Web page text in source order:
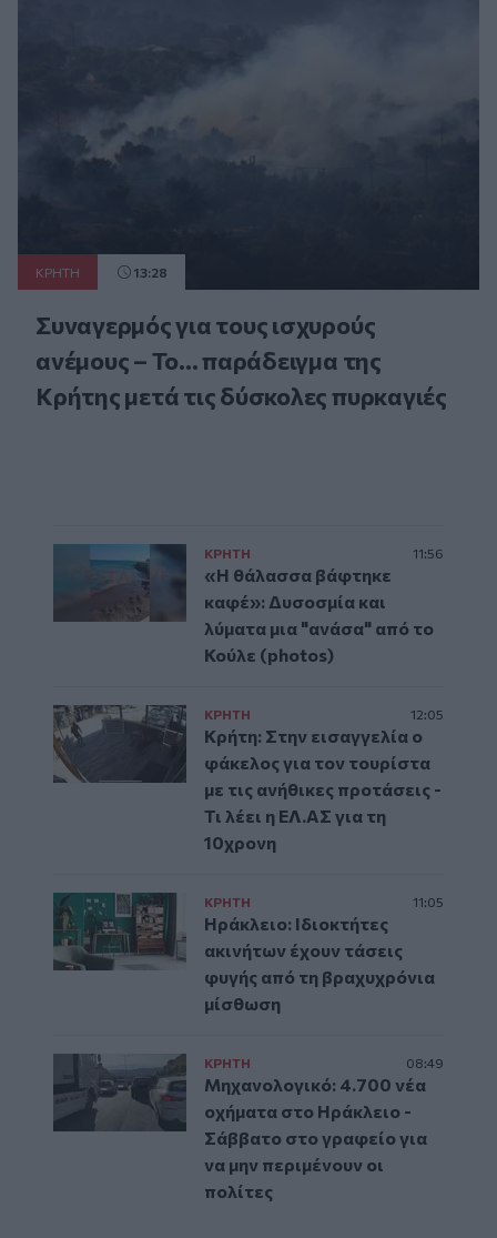
ΚΡΗΤΗ 13:28
Συναγερμός για τους ισχυρούς
ανέμους – Το... παράδειγμα της
Κρήτης μετά τις δύσκολες πυρκαγιές
ΚΡΗΤΗ 11:56
«Η θάλασσα βάφτηκε
καφέ»: Δυσοσμία και
λύματα μια "ανάσα" από το
Κούλε (photos)
ΚΡΗΤΗ 12:05
Κρήτη: Στην εισαγγελία ο
φάκελος για τον τουρίστα
με τις ανήθικες προτάσεις -
Τι λέει η ΕΛ.ΑΣ για τη
10χρονη
ΚΡΗΤΗ 11:05
Ηράκλειο: Ιδιοκτήτες
ακινήτων έχουν τάσεις
φυγής από τη βραχυχρόνια
μίσθωση
ΚΡΗΤΗ 08:49
Μηχανολογικό: 4.700 νέα
οχήματα στο Ηράκλειο -
Σάββατο στο γραφείο για
να μην περιμένουν οι
πολίτες